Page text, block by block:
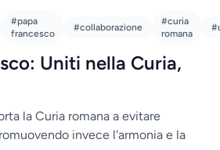
#papa
francesco
#collaborazione
#curia
romana
Uniti nella Curia,
la Curia romana a evitare
invece l'armonia e la